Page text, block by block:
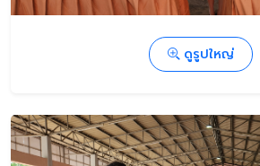
ดูรูปใหญ่